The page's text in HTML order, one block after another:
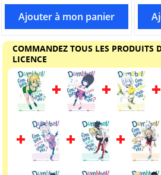
COMMANDEZ TOUS LES PRODUITS
LICENCE